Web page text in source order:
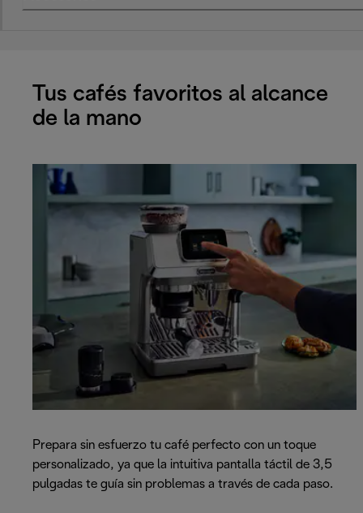
Tus cafés favoritos al alcance
de la mano
Prepara sin esfuerzo tu café perfecto con un toque
personalizado, ya que la intuitiva pantalla táctil de 3,5
pulgadas te guía sin problemas a través de cada paso.